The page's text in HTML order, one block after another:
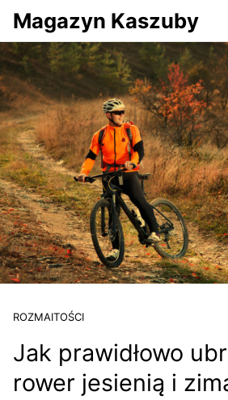
Przejdź do serwisu
Magazyn Kaszuby
ROZMAITOŚCI
Jak prawidłowo
rower jesienią i